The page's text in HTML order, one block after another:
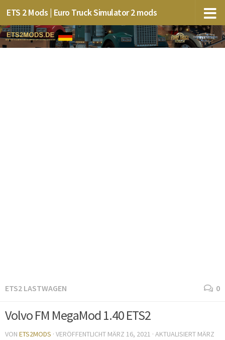
ETS 2 Mods | Euro Truck Simulator 2 mods
ETS2 LASTWAGEN 0
Volvo FM MegaMod 1.40 ETS2
VON ETS2MODS · VERÖFFENTLICHT MÄRZ 16, 2021 · AKTUALISIERT MÄRZ